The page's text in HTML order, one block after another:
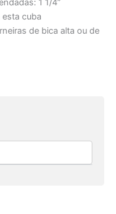
1 1/4”
cuba
de bica alta ou de